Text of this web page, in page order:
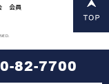
82-7700
会員